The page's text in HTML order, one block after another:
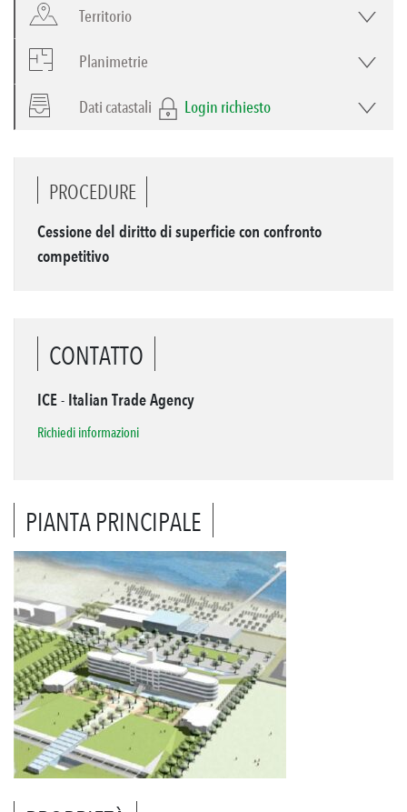
Territorio
Planimetrie
Dati catastali Login richiesto
PROCEDURE
Cessione del diritto di superficie con confronto
competitivo
CONTATTO
ICE - Italian Trade Agency
Richiedi informazioni
PIANTA PRINCIPALE